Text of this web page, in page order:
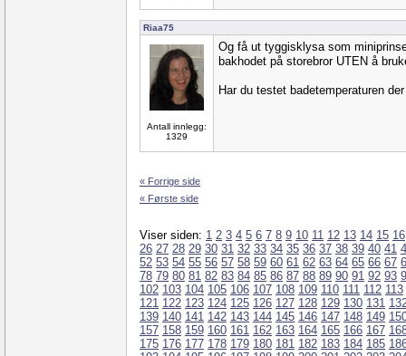
Riaa75
Antall innlegg:
1329
Og få ut tyggisklysa som
bakhodet på storebror UTEN å
Har du testet badetemperaturen
« Forrige side
« Første side
Viser siden: 1 2 3 4 5 6 7 8 9 10 11 12 13 14 15 16
26 27 28 29 30 31 32 33 34 35 36 37 38 39 40 41
52 53 54 55 56 57 58 59 60 61 62 63 64 65 66 67
78 79 80 81 82 83 84 85 86 87 88 89 90 91 92 93
102 103 104 105 106 107 108 109 110 111 112 113
121 122 123 124 125 126 127 128 129 130 131
139 140 141 142 143 144 145 146 147 148 149
157 158 159 160 161 162 163 164 165 166 167
175 176 177 178 179 180 181 182 183 184 185